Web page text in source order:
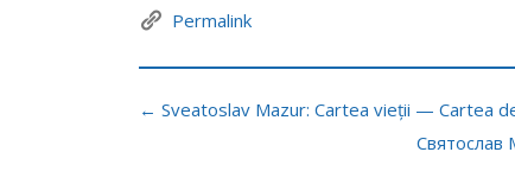
Permalink
← Sveatoslav Mazur: Cartea vieții — Cartea
Святослав